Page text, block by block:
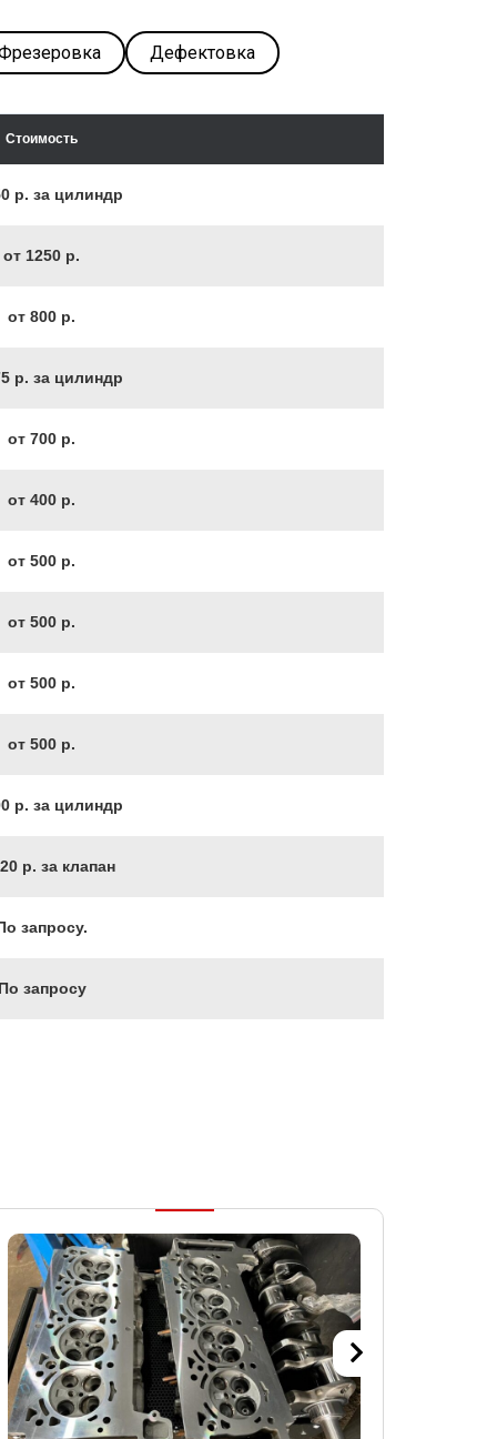
Дефектовка
Стоимость
р. за цилиндр
от 1250 р.
от 800 р.
р. за цилиндр
от 700 р.
от 400 р.
от 500 р.
от 500 р.
от 500 р.
от 500 р.
р. за цилиндр
р. за клапан
запросу.
По запросу